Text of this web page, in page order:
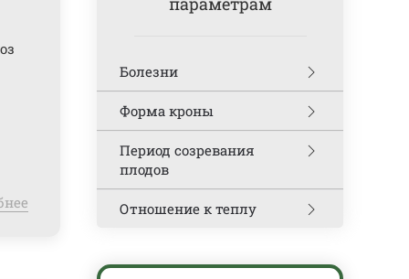
Болезни
Форма кроны
Период созревания
плодов
Отношение к теплу